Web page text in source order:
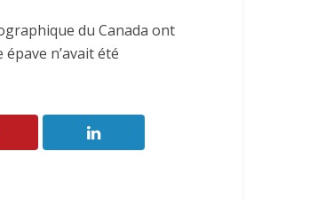
du Canada ont
n’avait été